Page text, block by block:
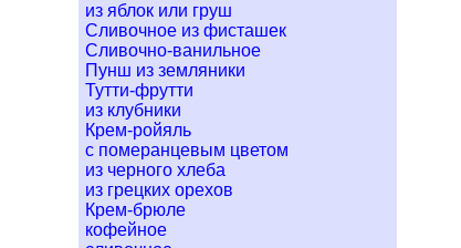
из яблок или груш
Сливочное из фисташек
Сливочно-ванильное
Пунш из земляники
Тутти-фрутти
из клубники
Крем-ройяль
с померанцевым цветом
из черного хлеба
из грецких орехов
Крем-брюле
кофейное